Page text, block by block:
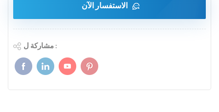
الاستفسار الآن
مشاركة ل :